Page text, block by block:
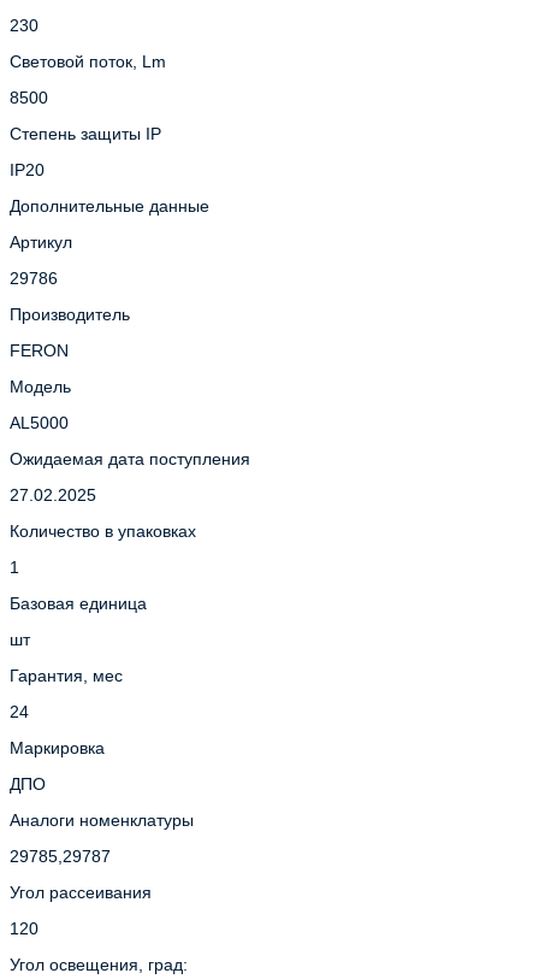
230
Световой поток, Lm
8500
Степень защиты IP
IP20
Дополнительные данные
Артикул
29786
Производитель
FERON
Модель
AL5000
Ожидаемая дата поступления
27.02.2025
Количество в упаковках
1
Базовая единица
шт
Гарантия, мес
24
Маркировка
ДПО
Аналоги номенклатуры
29785,29787
Угол рассеивания
120
Угол освещения, град: